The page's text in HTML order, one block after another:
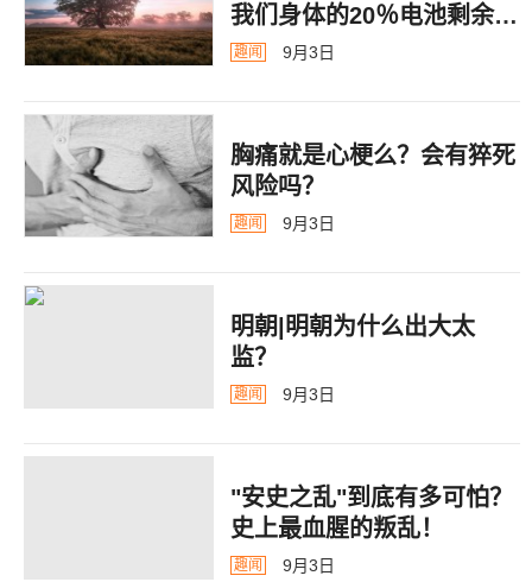
我们身体的20％电池剩余警
告
趣闻 9月3日
胸痛就是心梗么？会有猝死
风险吗？
趣闻 9月3日
明朝|明朝为什么出大太
监？ ​​​
趣闻 9月3日
"安史之乱"到底有多可怕？
史上最血腥的叛乱！
趣闻 9月3日